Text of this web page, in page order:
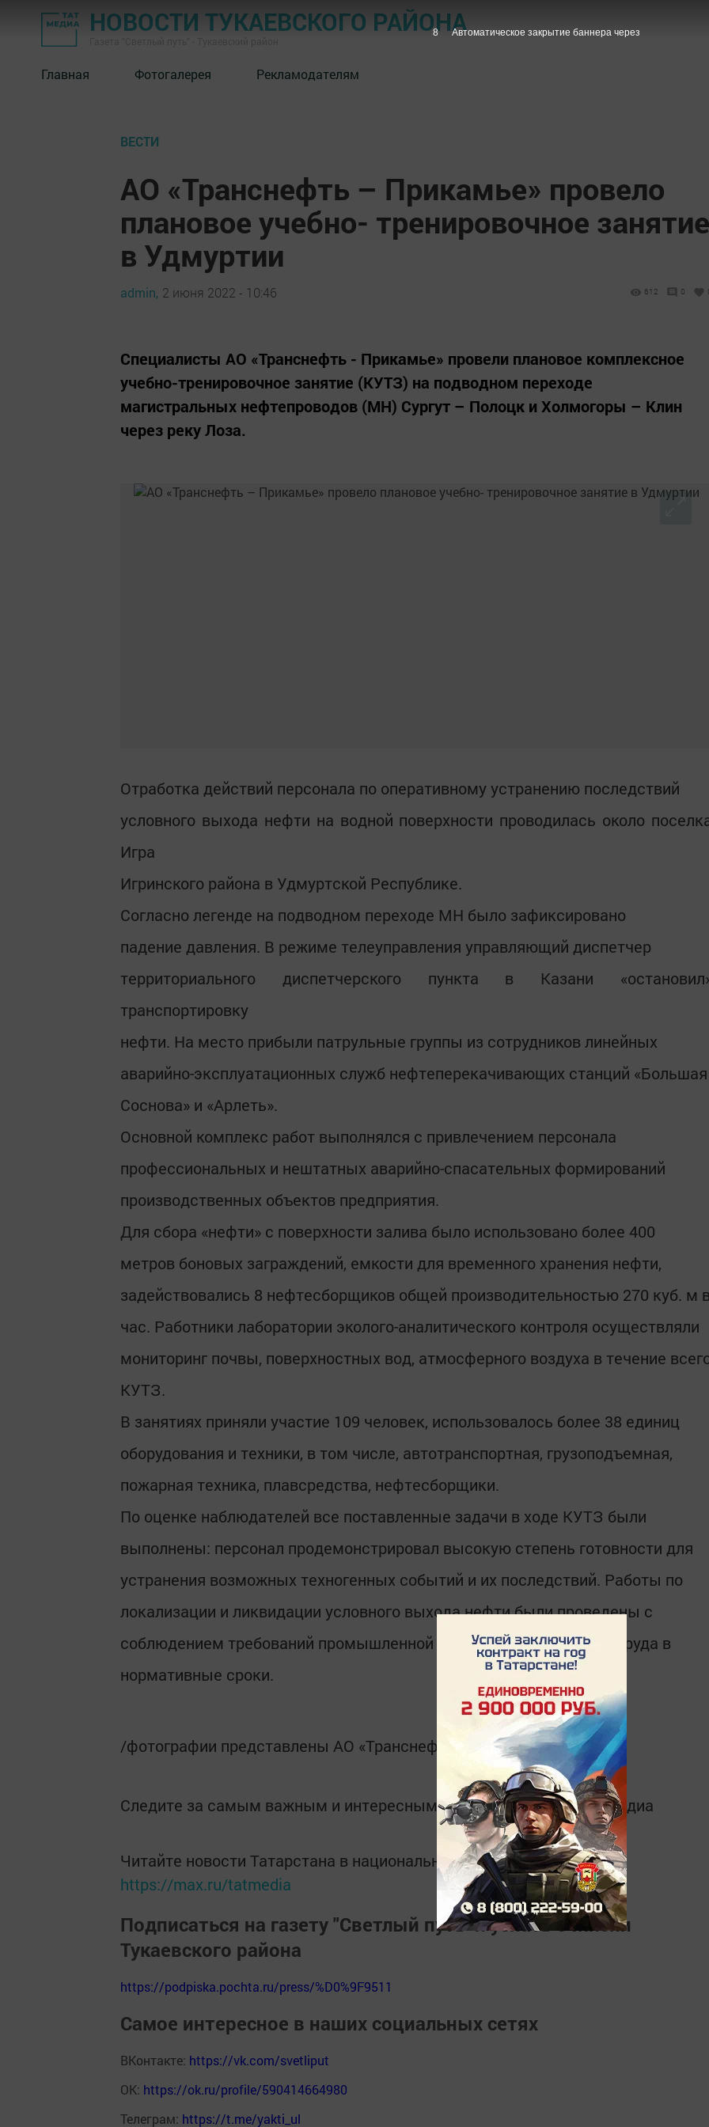
НОВОСТИ ТУКАЕВСКОГО РАЙОНА
Главная Фотогалерея Рекламодателям
ВЕСТИ
АО «Транснефть – Прикамье» провело
плановое учебно- тренировочное занятие
в Удмуртии
admin, 2 июня 2022 - 10:46 612 0
Специалисты АО «Транснефть - Прикамье» провели плановое комплексное
учебно-тренировочное занятие (КУТЗ) на подводном переходе
магистральных нефтепроводов (МН) Сургут – Полоцк и Холмогоры – Клин
через реку Лоза.
Отработка действий персонала по оперативному устранению последствий
условного выхода нефти на водной поверхности проводилась около
Игра
Игринского района в Удмуртской Республике.
Согласно легенде на подводном переходе МН было зафиксировано
падение давления. В режиме телеуправления управляющий диспетчер
территориального диспетчерского пункта в Казани
транспортировку
нефти. На место прибыли патрульные группы из сотрудников линейных
аварийно-эксплуатационных служб нефтеперекачивающих станций «Большая
Соснова» и «Арлеть».
Основной комплекс работ выполнялся с привлечением персонала
профессиональных и нештатных аварийно-спасательных формирований
производственных объектов предприятия.
Для сбора «нефти» с поверхности залива было использовано более 400
метров боновых заграждений, емкости для временного хранения нефти,
задействовались 8 нефтесборщиков общей производительностью 270 куб. м
час. Работники лаборатории эколого-аналитического контроля осуществляли
мониторинг почвы, поверхностных вод, атмосферного воздуха в течение
КУТЗ.
В занятиях приняли участие 109 человек, использовалось более 38 единиц
оборудования и техники, в том числе, автотранспортная, грузоподъемная,
пожарная техника, плавсредства, нефтесборщики.
По оценке наблюдателей все поставленные задачи в ходе КУТЗ были
выполнены: персонал продемонстрировал высокую степень готовности для
устранения возможных техногенных событий и их последствий. Работы по
локализации и ликвидации условного выхода нефти были проведены с
соблюдением требований промышленной безопасности и охраны труда в
нормативные сроки.
/фотографии представлены АО «Транснефть - Прикамье»
Следите за самым важным и интересным вTelegram-каналеТатмедиа
Читайте новости Татарстана в национальном мессенджере MАХ:
https://max.ru/tatmedia
Подписаться на газету "Светлый путь" и узнать о жизни
Тукаевского района
https://podpiska.pochta.ru/press/%D0%9F9511
Самое интересное в наших социальных сетях
ВКонтакте: https://vk.com/svetliput
ОК: https://ok.ru/profile/590414664980
Телеграм: https://t.me/yakti_ul
7 Автоматическое закрытие баннера через